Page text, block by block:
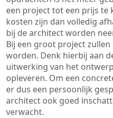
een project tot een prijs te
kosten zijn dan volledig
bij de architect worden
Bij een groot project
worden. Denk hierbij aan
uitwerking van het
opleveren. Om een
er dus een persoonlijk
architect ook goed
verwacht.